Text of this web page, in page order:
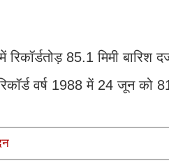
85.1 मिमी बारिश
वर्ष 1988 में 24 जून को